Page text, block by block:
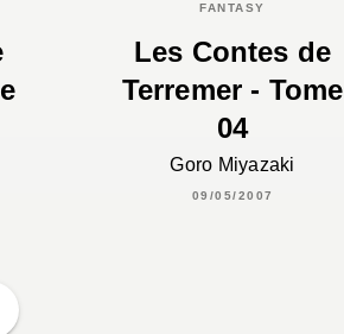
FANTASY
Les Contes de
Terremer - Tome
04
Goro Miyazaki
09/05/2007